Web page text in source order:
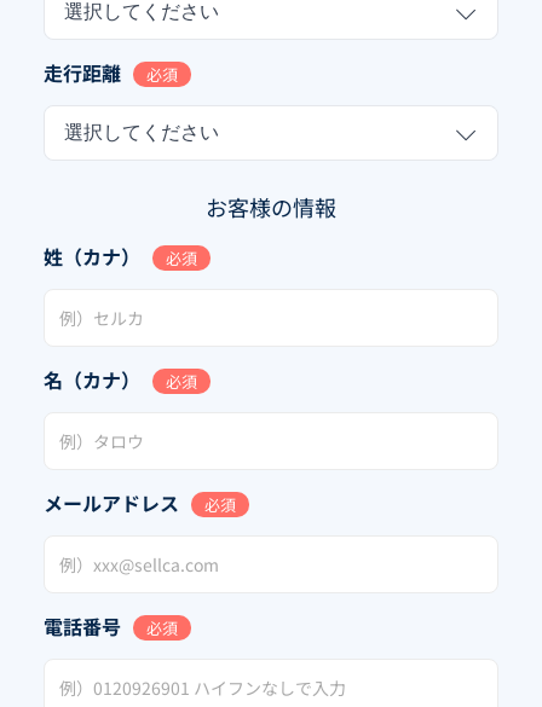
選択してください
走行距離 必須
選択してください
お客様の情報
姓（カナ） 必須
名（カナ） 必須
メールアドレス 必須
電話番号 必須